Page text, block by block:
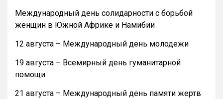
Международный день солидарности с борьбой
женщин в Южной Африке и Намибии
12 августа – Международный день молодежи
19 августа – Всемирный день гуманитарной
помощи
21 августа – Международный день памяти жертв